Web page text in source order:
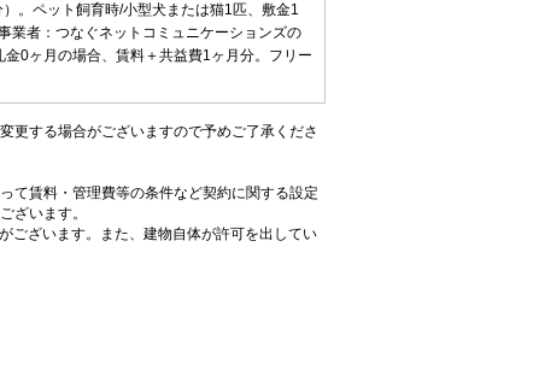
。ペット飼育時/小型犬または猫1匹、敷金1
業者：つなぐネットコミュニケーションズの
0ヶ月の場合、賃料＋共益費1ヶ月分。フリー
更する場合がございますので予めご了承くださ
て賃料・管理費等の条件など契約に関する設定
ざいます。
ございます。また、建物自体が許可を出してい